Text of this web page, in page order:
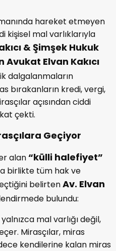
hareket etmeyen
kişisel mal varlıklarıyla
& Şimşek Hukuk
Elvan Kakıcı
dalgalanmaların
bırakanların kredi, vergi,
açısından ciddi
çekti.
Geçiyor
alan“külli halefiyet”
birlikte tüm hak ve
belirtenAv. Elvan
bulundu:
mal varlığı değil,
Mirasçılar, miras
kendilerine kalan miras